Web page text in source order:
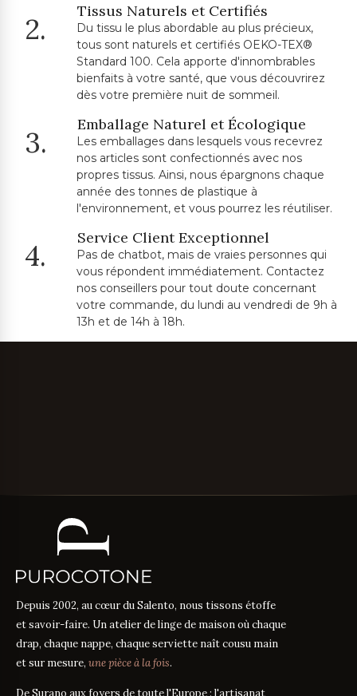
2.
Tissus Naturels et Certifiés
Du tissu le plus abordable au plus précieux,
tous sont naturels et certifiés OEKO-TEX®
Standard 100. Cela apporte d'innombrables
bienfaits à votre santé, que vous découvrirez
dès votre première nuit de sommeil.
3.
Emballage Naturel et Écologique
Les emballages dans lesquels vous recevrez
nos articles sont confectionnés avec nos
propres tissus. Ainsi, nous épargnons chaque
année des tonnes de plastique à
l'environnement, et vous pourrez les réutiliser.
4.
Service Client Exceptionnel
Pas de chatbot, mais de vraies personnes qui
vous répondent immédiatement. Contactez
nos conseillers pour tout doute concernant
votre commande, du lundi au vendredi de 9h à
13h et de 14h à 18h.
Depuis 2002, au cœur du Salento, nous tissons étoffe
et savoir-faire. Un atelier de linge de maison où chaque
drap, chaque nappe, chaque serviette naît cousu main
et sur mesure, une pièce à la fois.